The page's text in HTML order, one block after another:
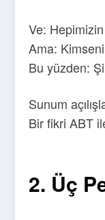
Ve:
Ama:
Bu yüzden:
Sunum
Bir fikri ABT
2. Üç